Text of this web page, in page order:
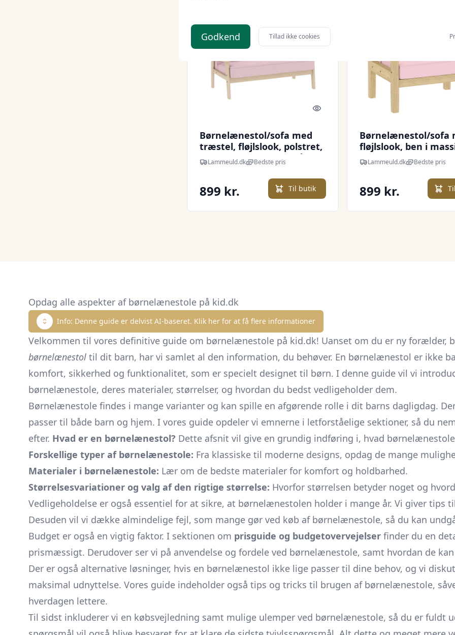
Quick look
Børnelænestol/sofa med
træstel, fløjlslook, polstret,
til børn i alderen 3-15 år,
lyserød
Lammeuld.dk Bedste pris
899 kr. Til butik
Børnelænestol/sofa
fløjlslook, ben i
træ, skumhynde,
til børneværelse/
46,5 x 44 x 45 cm, til
8 år, pink
Lammeuld.dk Bedste pris
899 kr.
Opdag alle aspekter af børnelænestole på kid.dk
Info: Denne guide er delvist AI-baseret. Klik her for at få flere informationer
Velkommen til vores definitive guide om børnelænestole på kid.dk! Uanset om du er ny forælder,
børnelænestol til dit barn, har vi samlet al den information, du behøver. En børnelænestol er ikke
komfort, sikkerhed og funktionalitet, som er specielt designet til børn. I denne guide vil vi
børnelænestole, deres materialer, størrelser, og hvordan du bedst vedligeholder dem.
Børnelænestole findes i mange varianter og kan spille en afgørende rolle i dit barns dagligdag.
passer til både barn og hjem. I vores guide opdeler vi emnerne i letforståelige sektioner, så du
efter. Hvad er en børnelænestol? Dette afsnit vil give en grundig indføring i, hvad
Forskellige typer af børnelænestole: Fra klassiske til moderne designs, opdag de mange
Materialer i børnelænestole: Lær om de bedste materialer for komfort og holdbarhed.
Størrelsesvariationer og valg af den rigtige størrelse: Hvorfor størrelsen betyder noget og
Vedligeholdelse er også essentiel for at sikre, at børnelænestolen holder i mange år. Vi giver tips
Desuden vil vi dække almindelige fejl, som mange gør ved køb af børnelænestole, så du kan
Budget er også en vigtig faktor. I sektionen om prisguide og budgetovervejelser finder du en
prismæssigt. Derudover ser vi på anvendelse og fordele ved børnelænestole, samt hvordan de
Der er også alternative løsninger, hvis en børnelænestol ikke lige passer til dine behov, og vi
maksimal udnyttelse. Vores guide indeholder også tips og tricks til brugen af børnelænestole,
hverdagen lettere.
Til sidst inkluderer vi en købsvejledning samt mulige ulemper ved børnelænestole, så du er fuldt
Godkend Tillad ikke cookies